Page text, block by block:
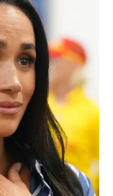
ali i trenutke
A ovo je
i verujete.
sumnja i
nije druga
proveri, testira,